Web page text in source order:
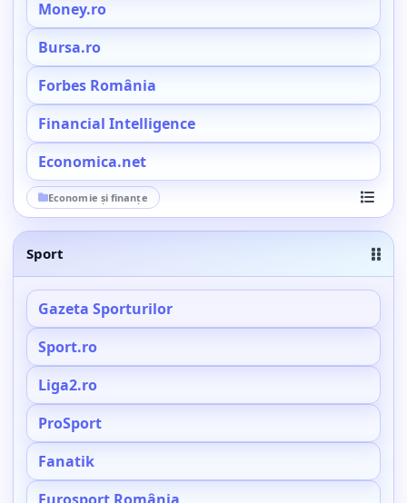
Money.ro
Bursa.ro
Forbes România
Financial Intelligence
Economica.net
Economie și finanțe Vezi
Sport
Gazeta Sporturilor
Sport.ro
Liga2.ro
ProSport
Fanatik